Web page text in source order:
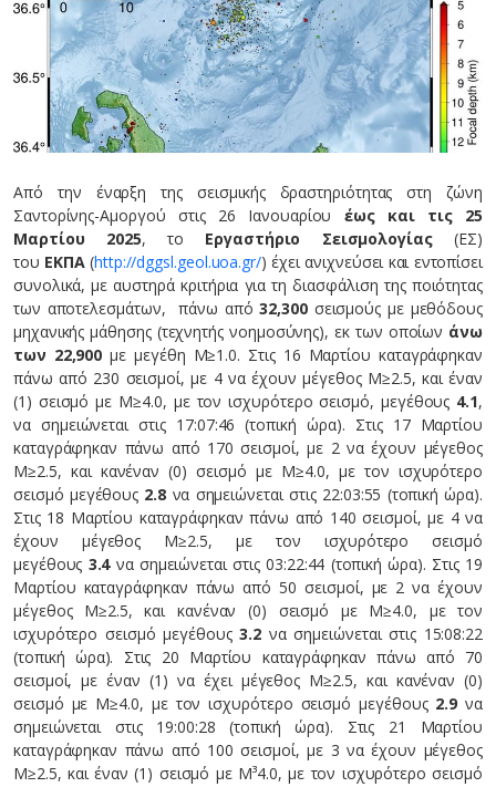
Από την έναρξη της σεισμικής δραστηριότητας στη ζώνη
Σαντορίνης-Αμοργού στις 26 Ιανουαρίου έως και τις 25
Μαρτίου 2025, το Εργαστήριο Σεισμολογίας(ΕΣ)
του ΕΚΠΑ(http://dggsl.geol.uoa.gr/) έχει ανιχνεύσει και εντοπίσει
συνολικά, με αυστηρά κριτήρια για τη διασφάλιση της ποιότητας
των αποτελεσμάτων, πάνω από32,300σεισμούς με μεθόδους
μηχανικής μάθησης (τεχνητής νοημοσύνης), εκ των οποίων άνω
των 22,900 με μεγέθη Μ≥1.0. Στις 16 Μαρτίου καταγράφηκαν
πάνω από 230 σεισμοί, με 4 να έχουν μέγεθος Μ≥2.5, και έναν
(1) σεισμό με Μ≥4.0, με τον ισχυρότερο σεισμό, μεγέθους 4.1,
να σημειώνεται στις 17:07:46 (τοπική ώρα). Στις 17 Μαρτίου
καταγράφηκαν πάνω από 170 σεισμοί, με 2 να έχουν μέγεθος
Μ≥2.5, και κανέναν (0) σεισμό με Μ≥4.0, με τον ισχυρότερο
σεισμό μεγέθους 2.8 να σημειώνεται στις 22:03:55 (τοπική ώρα).
Στις 18 Μαρτίου καταγράφηκαν πάνω από 140 σεισμοί, με 4 να
έχουν μέγεθος Μ≥2.5, με τον ισχυρότερο σεισμό
μεγέθους 3.4να σημειώνεται στις 03:22:44 (τοπική ώρα). Στις 19
Μαρτίου καταγράφηκαν πάνω από 50 σεισμοί, με 2 να έχουν
μέγεθος Μ≥2.5, και κανέναν (0) σεισμό με Μ≥4.0, με τον
ισχυρότερο σεισμό μεγέθους3.2 να σημειώνεται στις 15:08:22
(τοπική ώρα). Στις 20 Μαρτίου καταγράφηκαν πάνω από 70
σεισμοί, με έναν (1) να έχει μέγεθος Μ≥2.5, και κανέναν (0)
σεισμό με Μ≥4.0, με τον ισχυρότερο σεισμό μεγέθους 2.9 να
σημειώνεται στις 19:00:28 (τοπική ώρα). Στις 21 Μαρτίου
καταγράφηκαν πάνω από 100 σεισμοί, με 3 να έχουν μέγεθος
Μ≥2.5, και έναν (1) σεισμό με Μ³4.0, με τον ισχυρότερο σεισμό